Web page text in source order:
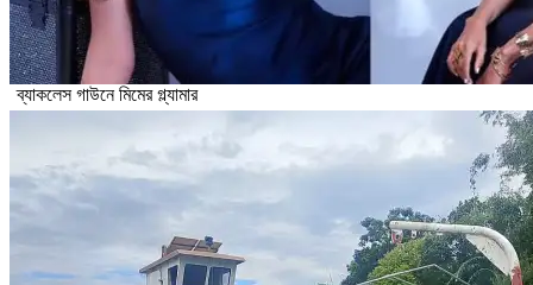
ব্যাকলেস গাউনে মিমের গ্ল্যামার